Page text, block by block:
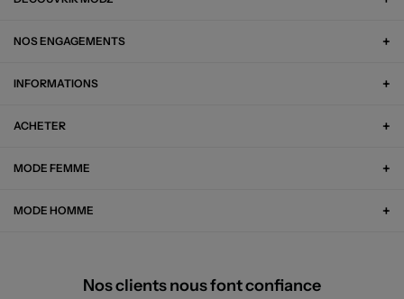
NOS ENGAGEMENTS
INFORMATIONS
ACHETER
MODE FEMME
MODE HOMME
Nos clients nous font confiance